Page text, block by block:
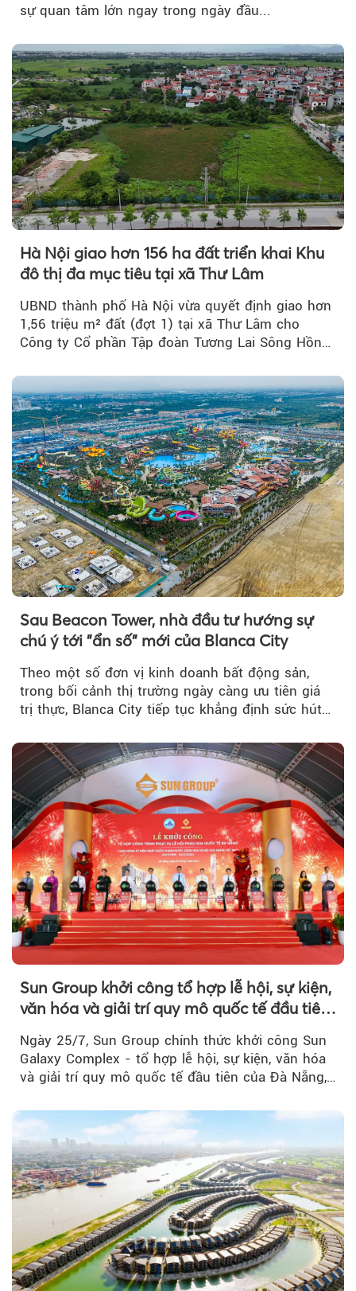
sự quan tâm lớn ngay trong ngày đầu...
Hà Nội giao hơn 156 ha đất triển khai Khu
đô thị đa mục tiêu tại xã Thư Lâm
UBND thành phố Hà Nội vừa quyết định giao hơn
1,56 triệu m² đất (đợt 1) tại xã Thư Lâm cho
Công ty Cổ phần Tập đoàn Tương Lai Sông Hồng
Sau Beacon Tower, nhà đầu tư hướng sự
chú ý tới "ẩn số" mới của Blanca City
Theo một số đơn vị kinh doanh bất động sản,
trong bối cảnh thị trường ngày càng ưu tiên giá
trị thực, Blanca City tiếp tục khẳng định sức hút
Sun Group khởi công tổ hợp lễ hội, sự kiện,
văn hóa và giải trí quy mô quốc tế đầu tiên
Ngày 25/7, Sun Group chính thức khởi công Sun
Galaxy Complex - tổ hợp lễ hội, sự kiện, văn hóa
và giải trí quy mô quốc tế đầu tiên của Đà Nẵng,…